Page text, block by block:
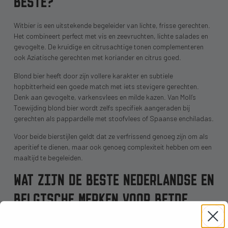
Witbier is een uitstekende begeleider van lichte, frisse gerechten.
Het combineert perfect met vis en zeevruchten, lichte salades en
gevogelte. De kruidige en citrusachtige tonen complementeren
ook Aziatische gerechten met koriander en citrus goed.
Blond bier heeft door zijn vollere karakter en subtiele
hopbitterheid een goede match met iets stevigere gerechten.
Denk aan gevogelte, varkensvlees en milde kazen. Van Moll’s
Toewijding blond bier wordt zelfs specifiek aangeraden bij
gerechten als pappardelle met stoofvlees of Spaanse enchiladas.
Voor beide bierstijlen geldt dat ze verfrissend genoeg zijn om als
aperitief te dienen, maar ook genoeg complexiteit hebben om een
maaltijd te begeleiden.
WAT ZIJN DE BESTE NEDERLANDSE EN
BELGISCHE MERKEN VOOR BEIDE